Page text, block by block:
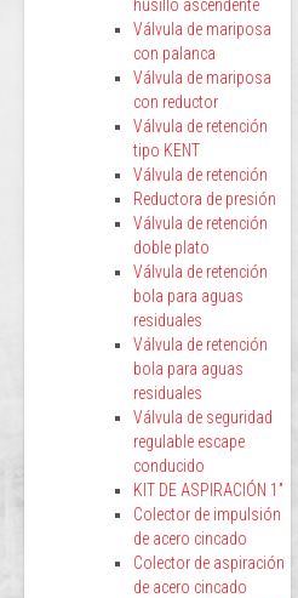
husillo ascendente
Válvula de mariposa
con palanca
Válvula de mariposa
con reductor
Válvula de retención
tipo KENT
Válvula de retención
Reductora de presión
Válvula de retención
doble plato
Válvula de retención
bola para aguas
residuales
Válvula de retención
bola para aguas
residuales
Válvula de seguridad
regulable escape
conducido
KIT DE ASPIRACIÓN 1”
Colector de impulsión
de acero cincado
Colector de aspiración
de acero cincado